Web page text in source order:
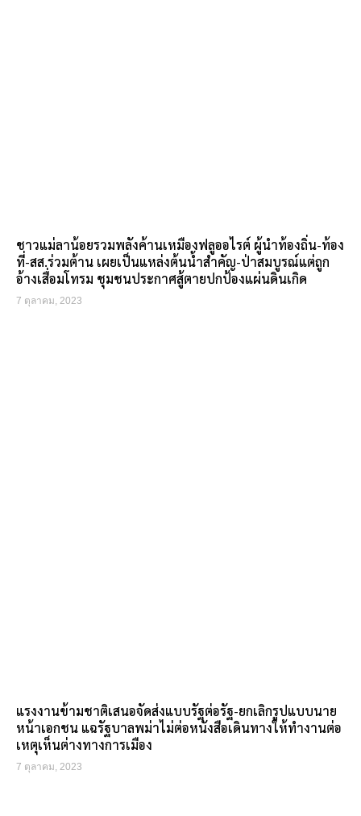
ชาวแม่ลาน้อยรวมพลังค้านเหมืองฟลูออไรต์ ผู้นำท้องถิ่น-ท้อง
ที่-สส.ร่วมต้าน เผยเป็นแหล่งต้นน้ำสำคัญ-ป่าสมบูรณ์แต่ถูก
อ้างเสื่อมโทรม ชุมชนประกาศสู้ตายปกป้องแผ่นดินเกิด
7 ตุลาคม, 2023
แรงงานข้ามชาติเสนอจัดส่งแบบรัฐต่อรัฐ-ยกเลิกรูปแบบนาย
หน้าเอกชน แฉรัฐบาลพม่าไม่ต่อหนังสือเดินทางให้ทำงานต่อ
เหตุเห็นต่างทางการเมือง
7 ตุลาคม, 2023